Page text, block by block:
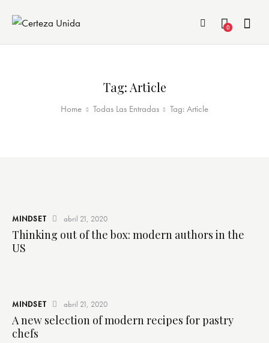
0
Tag: Article
Home Todas Las Entradas Tag: Article
MINDSET abril 21, 2020
Thinking out of the box: modern authors in the
US
MINDSET abril 21, 2020
A new selection of modern recipes for pastry
chefs